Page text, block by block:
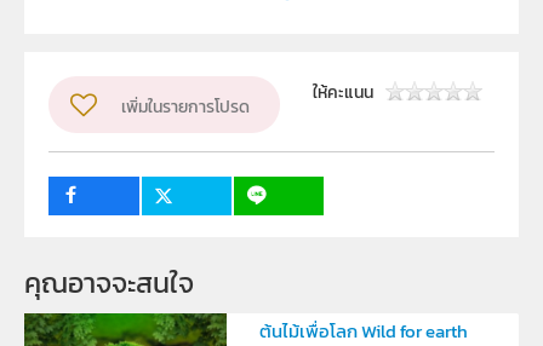
ระดับชั้น เพิ่มในรายการโปรด
ให้คะแนน
คุณอาจจะสนใจ
ต้นไม้เพื่อโลก Wild for earth